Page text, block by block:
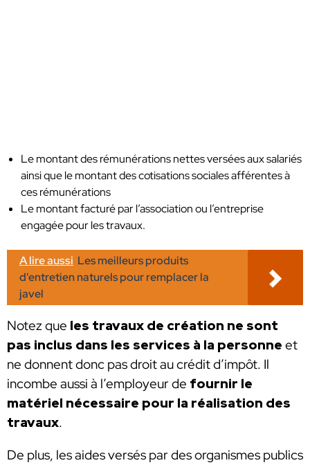
Le montant des rémunérations nettes versées aux salariés
ainsi que le montant des cotisations sociales afférentes à
ces rémunérations
Le montant facturé par l’association ou l’entreprise
engagée pour les travaux.
A lire aussi Les meilleurs produits
d'entretien naturels pour remplacer la
javel
Notez que les travaux de création ne sont
pas inclus dans les services à la personne et
ne donnent donc pas droit au crédit d’impôt. Il
incombe aussi à l’employeur de fournir le
matériel nécessaire pour la réalisation des
travaux.
De plus, les aides versés par des organismes publics